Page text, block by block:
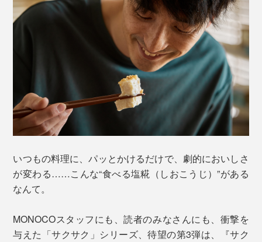
いつもの料理に、パッとかけるだけで、劇的においしさ
が変わる……こんな“食べる塩糀（しおこうじ）”がある
なんて。
MONOCOスタッフにも、読者のみなさんにも、衝撃を
与えた「サクサク」シリーズ、待望の第3弾は、『サク